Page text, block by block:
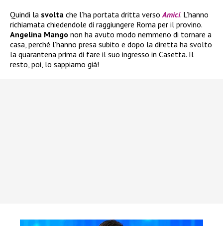
Quindi la svolta che l’ha portata dritta verso Amici. L’hanno
richiamata chiedendole di raggiungere Roma per il provino.
Angelina Mango non ha avuto modo nemmeno di tornare a
casa, perché l’hanno presa subito e dopo la diretta ha svolto
la quarantena prima di fare il suo ingresso in Casetta. Il
resto, poi, lo sappiamo già!